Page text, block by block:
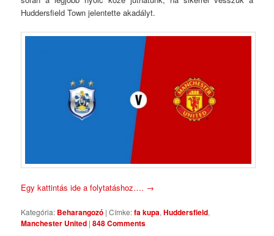
Huddersfield Town jelentette akadályt.
Egy kattintás ide a folytatáshoz…. →
Kategória: Beharangozó |Címke:fa kupa,Huddersfield,
Manchester United |848 Comments